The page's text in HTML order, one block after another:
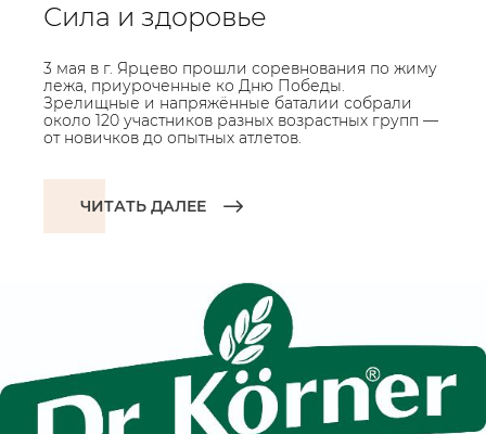
Сила и здоровье
3 мая в г. Ярцево прошли соревнования по жиму
лежа, приуроченные ко Дню Победы.
Зрелищные и напряжённые баталии собрали
около 120 участников разных возрастных групп —
от новичков до опытных атлетов.
ЧИТАТЬ ДАЛЕЕ